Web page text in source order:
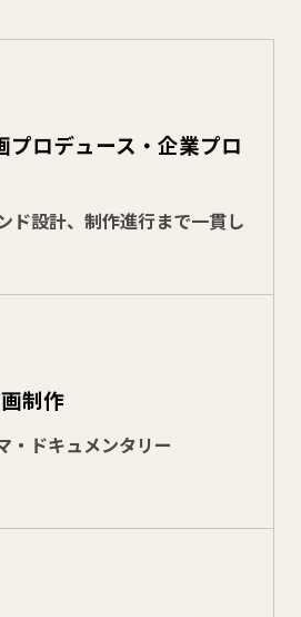
プロデュース・企業プロ
ド設計、制作進行まで一貫し
制作
・ドキュメンタリー